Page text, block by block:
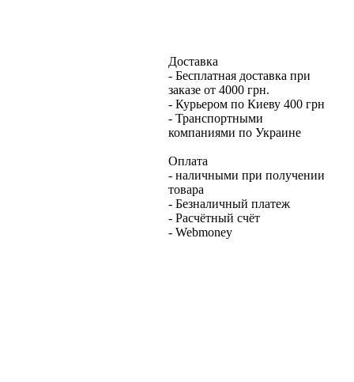
Доставка
- Бесплатная доставка при
заказе от 4000 грн.
- Курьером по Киеву 400 грн
- Транспортными
компаниями по Украине
Оплата
- наличными при получении
товара
- Безналичный платеж
- Расчётный счёт
- Webmoney